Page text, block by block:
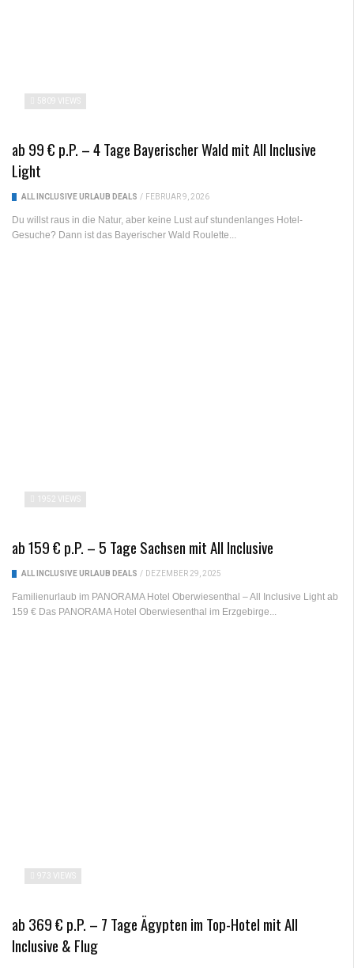
5809 VIEWS
ab 99 € p.P. – 4 Tage Bayerischer Wald mit All Inclusive
Light
ALL INCLUSIVE URLAUB DEALS / FEBRUAR 9, 2026
Du willst raus in die Natur, aber keine Lust auf stundenlanges Hotel-
Gesuche? Dann ist das Bayerischer Wald Roulette...
1952 VIEWS
ab 159 € p.P. – 5 Tage Sachsen mit All Inclusive
ALL INCLUSIVE URLAUB DEALS / DEZEMBER 29, 2025
Familienurlaub im PANORAMA Hotel Oberwiesenthal – All Inclusive Light ab
159 € Das PANORAMA Hotel Oberwiesenthal im Erzgebirge...
973 VIEWS
ab 369 € p.P. – 7 Tage Ägypten im Top-Hotel mit All
Inclusive & Flug